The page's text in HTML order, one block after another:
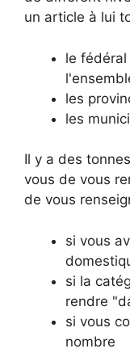
un article à lui
le
les
les
Il y a des
vous de vous
de vous
si vous
si la
rendre
si vous
nombre